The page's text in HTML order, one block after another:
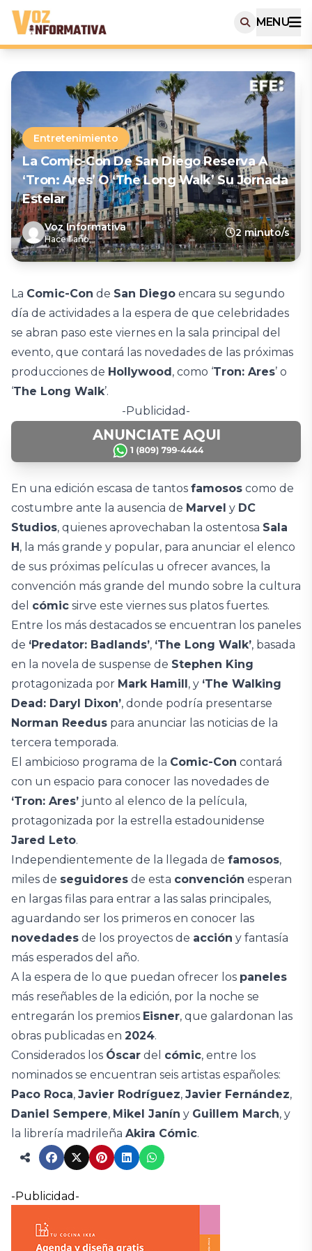
MENU
Entretenimiento
La Comic-Con De San Diego Reserva A
‘Tron: Ares’ O ‘The Long Walk’ Su Jornada
Estelar
Voz Informativa
Hace 1 año
2 minuto/s
La Comic-Con de San Diego encara su segundo
día de actividades a la espera de que celebridades
se abran paso este viernes en la sala principal del
evento, que contará las novedades de las próximas
producciones de Hollywood, como ‘Tron: Ares’ o
‘The Long Walk’.
-Publicidad-
En una edición escasa de tantos famosos como de
costumbre ante la ausencia de Marvel y DC
Studios, quienes aprovechaban la ostentosa Sala
H, la más grande y popular, para anunciar el elenco
de sus próximas películas u ofrecer avances, la
convención más grande del mundo sobre la cultura
del cómic sirve este viernes sus platos fuertes.
Entre los más destacados se encuentran los paneles
de ‘Predator: Badlands’, ‘The Long Walk’, basada
en la novela de suspense de Stephen King
protagonizada por Mark Hamill, y ‘The Walking
Dead: Daryl Dixon’, donde podría presentarse
Norman Reedus para anunciar las noticias de la
tercera temporada.
El ambicioso programa de la Comic-Con contará
con un espacio para conocer las novedades de
‘Tron: Ares’ junto al elenco de la película,
protagonizada por la estrella estadounidense
Jared Leto.
Independientemente de la llegada de famosos,
miles de seguidores de esta convención esperan
en largas filas para entrar a las salas principales,
aguardando ser los primeros en conocer las
novedades de los proyectos de acción y fantasía
más esperados del año.
A la espera de lo que puedan ofrecer los paneles
más reseñables de la edición, por la noche se
entregarán los premios Eisner, que galardonan las
obras publicadas en 2024.
Considerados los Óscar del cómic, entre los
nominados se encuentran seis artistas españoles:
Paco Roca, Javier Rodríguez, Javier Fernández,
Daniel Sempere, Mikel Janín y Guillem March, y
la librería madrileña Akira Cómic.
-Publicidad-